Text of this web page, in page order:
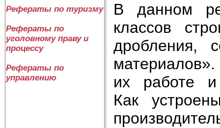
Рефераты по туризму
Рефераты по
уголовному праву и
процессу
Рефераты по
управлению
В данном
классов
дробления,
их работе и
Как